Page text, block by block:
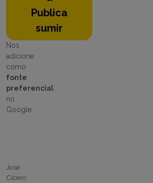
Publica
sumir
Nos
adicione
como
fonte
preferencial
no
Google.
José
Cícero